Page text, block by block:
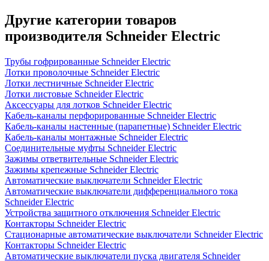
Другие категории товаров
производителя Schneider Electric
Трубы гофрированные Schneider Electric
Лотки проволочные Schneider Electric
Лотки лестничные Schneider Electric
Лотки листовые Schneider Electric
Аксессуары для лотков Schneider Electric
Кабель-каналы перфорированные Schneider Electric
Кабель-каналы настенные (парапетные) Schneider Electric
Кабель-каналы монтажные Schneider Electric
Соединительные муфты Schneider Electric
Зажимы ответвительные Schneider Electric
Зажимы крепежные Schneider Electric
Автоматические выключатели Schneider Electric
Автоматические выключатели дифференциального тока
Schneider Electric
Устройства защитного отключения Schneider Electric
Контакторы Schneider Electric
Стационарные автоматические выключатели Schneider Electric
Контакторы Schneider Electric
Автоматические выключатели пуска двигателя Schneider